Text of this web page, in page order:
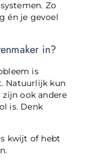
Zo
én je gevoel
in?
is
Natuurlijk kun
zijn ook andere
is. Denk
kwijt of hebt